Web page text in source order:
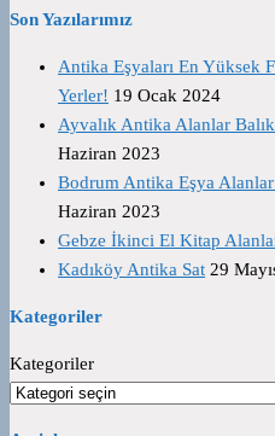
Son Yazılarımız
Antika Eşyaları En Yüksek
Yerler! 19 Ocak 2024
Ayvalık Antika Alanlar
Haziran 2023
Bodrum Antika Eşya
Haziran 2023
Gebze İkinci El Kitap
Kadıköy Antika Sat 29
Kategoriler
Kategoriler